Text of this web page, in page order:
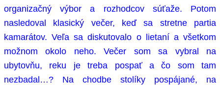
organizačný výbor a rozhodcov súťaže. Potom
nasledoval klasický večer, keď sa stretne partia
kamarátov. Veľa sa diskutovalo o lietaní a všetkom
možnom okolo neho. Večer som sa vybral na
ubytovňu, reku je treba pospať a čo som tam
nezbadal…? Na chodbe stolíky pospájané, na